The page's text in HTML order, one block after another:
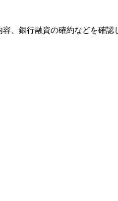
、銀行融資の確約などを確認